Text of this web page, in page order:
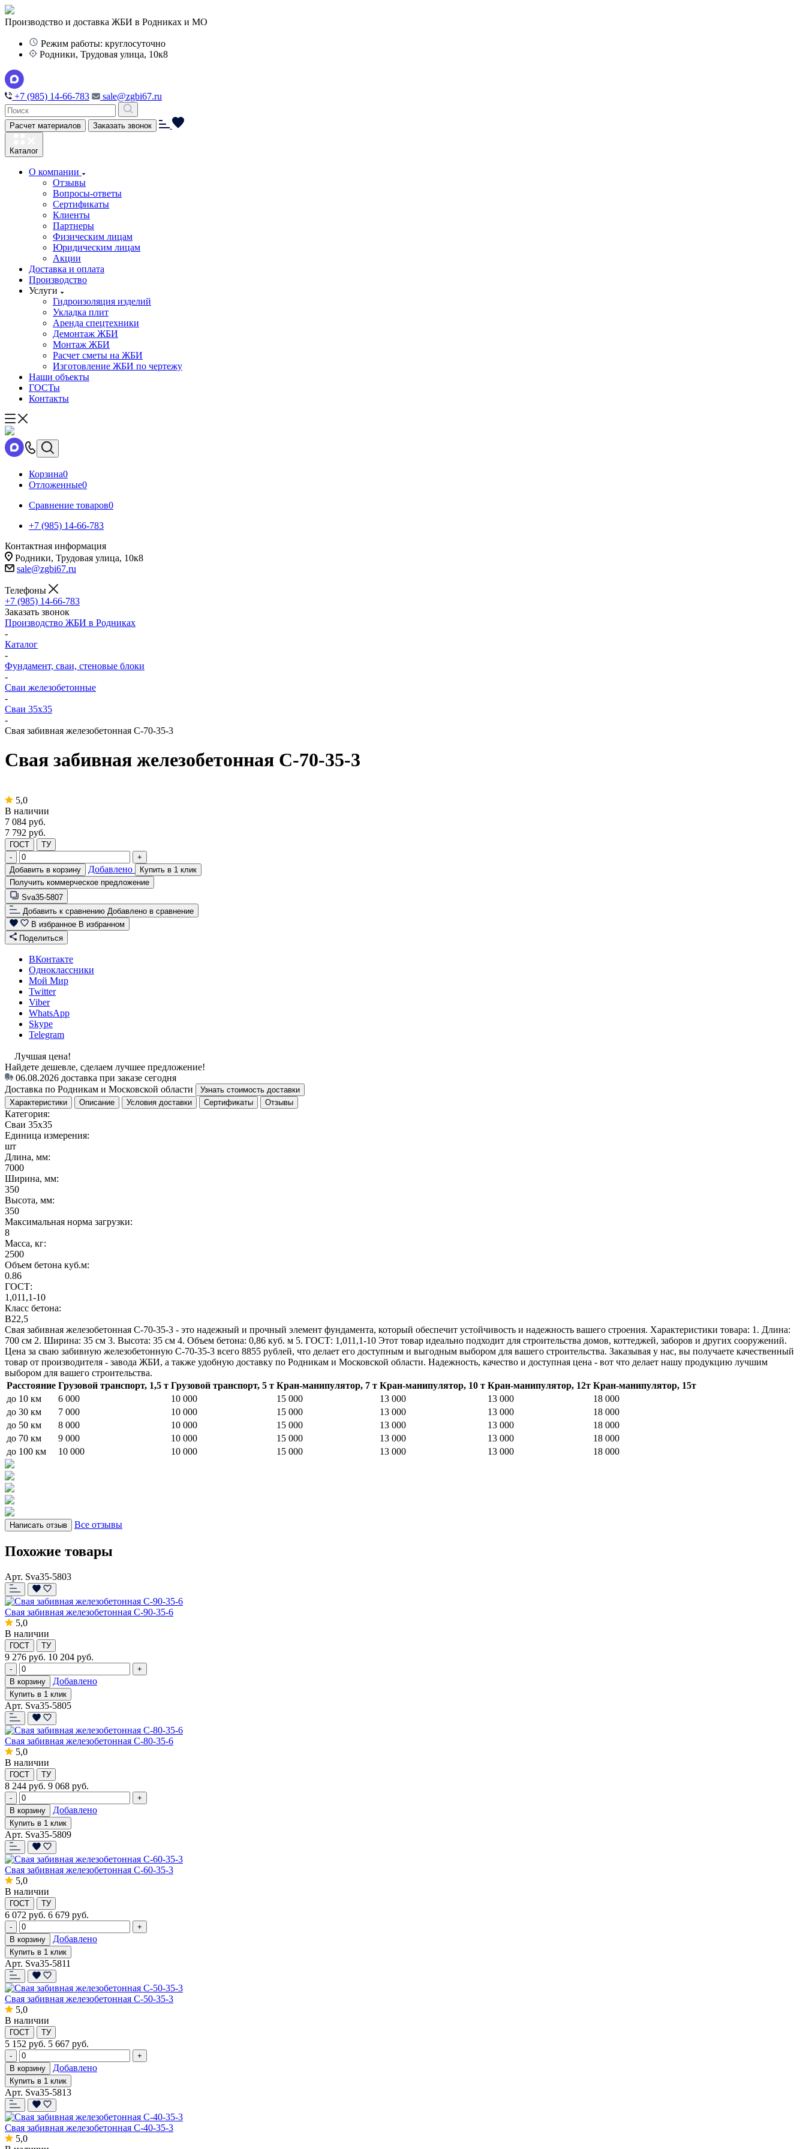
Производство и доставка ЖБИ в Родниках и МО
Режим работы: круглосуточно
Родники, Трудовая улица, 10к8
+7 (985) 14-66-783 sale@zgbi67.ru
Расчет материалов Заказать звонок
Каталог
О компании
Отзывы
Вопросы-ответы
Сертификаты
Клиенты
Партнеры
Физическим лицам
Юридическим лицам
Акции
Доставка и оплата
Производство
Услуги
Гидроизоляция изделий
Укладка плит
Аренда спецтехники
Демонтаж ЖБИ
Монтаж ЖБИ
Расчет сметы на ЖБИ
Изготовление ЖБИ по чертежу
Наши объекты
ГОСТы
Контакты
Корзина0
Отложенные0
Сравнение товаров0
+7 (985) 14-66-783
Контактная информация
Родники, Трудовая улица, 10к8
sale@zgbi67.ru
Телефоны
+7 (985) 14-66-783
Заказать звонок
Производство ЖБИ в Родниках
-
Каталог
-
Фундамент, сваи, стеновые блоки
-
Сваи железобетонные
-
Сваи 35х35
-
Свая забивная железобетонная С-70-35-3
Свая забивная железобетонная С-70-35-3
5,0
В наличии
7 084 руб.
7 792 руб.
ГОСТ
ТУ
-
+
Добавить в корзину
Добавлено
Купить в 1 клик
Получить коммерческое предложение
Sva35-5807
Добавить к сравнению Добавлено в сравнение
В избранное В избранном
Поделиться
ВКонтакте
Одноклассники
Мой Мир
Twitter
Viber
WhatsApp
Skype
Telegram
Лучшая цена!
Найдете дешевле, сделаем лучшее предложение!
06.08.2026 доставка при заказе сегодня
Доставка по Родникам и Московской области
Узнать стоимость доставки
Характеристики
Описание Условия доставки Сертификаты Отзывы
Категория:
Сваи 35х35
Единица измерения:
шт
Длина, мм:
7000
Ширина, мм:
350
Высота, мм:
350
Максимальная норма загрузки:
8
Масса, кг:
2500
Объем бетона куб.м:
0.86
ГОСТ:
1,011,1-10
Класс бетона:
B22,5
Свая забивная железобетонная С-70-35-3 - это надежный и прочный элемент фундамента, который обеспечит устойчивость и надежность вашего строения. Характеристики товара: 1. Длина:
700 см 2. Ширина: 35 см 3. Высота: 35 см 4. Объем бетона: 0,86 куб. м 5. ГОСТ: 1,011,1-10 Этот товар идеально подходит для строительства домов, коттеджей, заборов и других сооружений.
Цена за сваю забивную железобетонную С-70-35-3 всего 8855 рублей, что делает его доступным и выгодным выбором для вашего строительства. Заказывая у нас, вы получаете качественный
товар от производителя - завода ЖБИ, а также удобную доставку по Родникам и Московской области. Надежность, качество и доступная цена - вот что делает нашу продукцию лучшим
выбором для вашего строительства.
Расстояние Грузовой транспорт, 1,5 т Грузовой транспорт, 5 т Кран-манипулятор, 7 т Кран-манипулятор, 10 т Кран-манипулятор, 12т Кран-манипулятор, 15т
до 10 км
6 000 10 000 15 000 13 000 13 000
18 000
до 30 км
7 000 10 000 15 000 13 000 13 000
18 000
до 50 км
8 000 10 000 15 000 13 000 13 000
18 000
до 70 км
9 000 10 000 15 000 13 000 13 000
18 000
до 100 км
10 000 10 000 15 000 13 000 13 000 18 000
Написать отзыв Все отзывы
Похожие товары
Арт. Sva35-5803
Свая забивная железобетонная С-90-35-6
5,0
В наличии
ГОСТ ТУ
9 276 руб. 10 204 руб.
-
+
В корзину
Добавлено
Купить в 1 клик
Арт. Sva35-5805
Свая забивная железобетонная С-80-35-6
5,0
В наличии
ГОСТ ТУ
8 244 руб. 9 068 руб.
-
+
В корзину
Добавлено
Купить в 1 клик
Арт. Sva35-5809
Свая забивная железобетонная С-60-35-3
5,0
В наличии
ГОСТ ТУ
6 072 руб. 6 679 руб.
-
+
В корзину
Добавлено
Купить в 1 клик
Арт. Sva35-5811
Свая забивная железобетонная С-50-35-3
5,0
В наличии
ГОСТ ТУ
5 152 руб. 5 667 руб.
-
+
В корзину
Добавлено
Купить в 1 клик
Арт. Sva35-5813
Свая забивная железобетонная С-40-35-3
5,0